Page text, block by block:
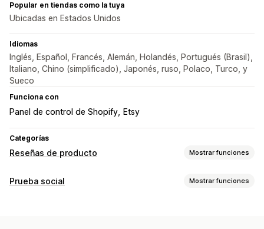
Popular en tiendas como la tuya
Ubicadas en Estados Unidos
Idiomas
Inglés, Español, Francés, Alemán, Holandés, Portugués (Brasil),
Italiano, Chino (simplificado), Japonés, ruso, Polaco, Turco, y
Sueco
Funciona con
Panel de control de Shopify Etsy
Categorías
Reseñas de producto Mostrar funciones
Opciones de muestra
Prueba social Mostrar funciones